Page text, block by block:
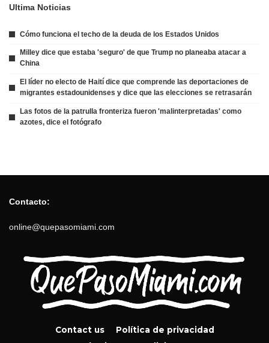
Ultima Noticias
Cómo funciona el techo de la deuda de los Estados Unidos
Milley dice que estaba 'seguro' de que Trump no planeaba atacar a
China
El líder no electo de Haití dice que comprende las deportaciones de
migrantes estadounidenses y dice que las elecciones se retrasarán
Las fotos de la patrulla fronteriza fueron 'malinterpretadas' como
azotes, dice el fotógrafo
Contacto:
online@quepasomiami.com
Contact us
Política de privacidad